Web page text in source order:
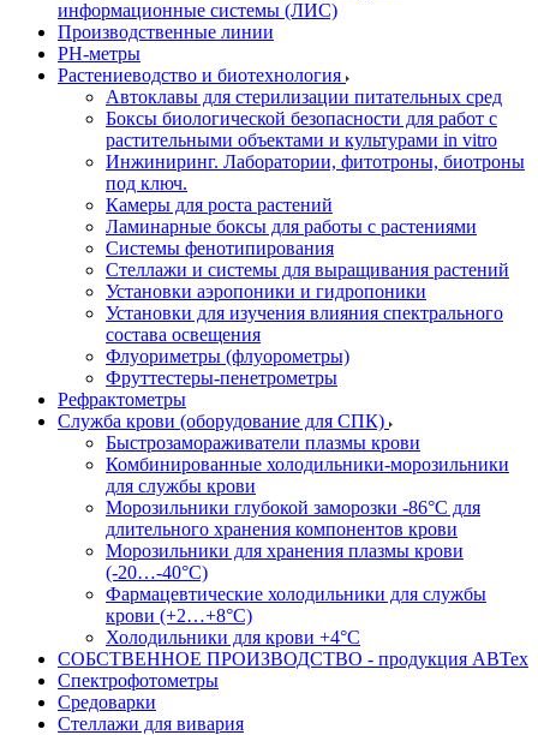
информационные системы (ЛИС)
Производственные линии
РH-метры
Растениеводство и биотехнология
Автоклавы для стерилизации питательных сред
Боксы биологической безопасности для работ с
растительными объектами и культурами in vitro
Инжиниринг. Лаборатории, фитотроны, биотроны
под ключ.
Камеры для роста растений
Ламинарные боксы для работы с растениями
Системы фенотипирования
Стеллажи и системы для выращивания растений
Установки аэропоники и гидропоники
Установки для изучения влияния спектрального
состава освещения
Флуориметры (флуорометры)
Фруттестеры-пенетрометры
Рефрактометры
Служба крови (оборудование для СПК)
Быстрозамораживатели плазмы крови
Комбинированные холодильники-морозильники
для службы крови
Морозильники глубокой заморозки -86°С для
длительного хранения компонентов крови
Морозильники для хранения плазмы крови
(-20…-40°С)
Фармацевтические холодильники для службы
крови (+2…+8°С)
Холодильники для крови +4°С
СОБСТВЕННОЕ ПРОИЗВОДСТВО - продукция АВТех
Спектрофотометры
Средоварки
Стеллажи для вивария